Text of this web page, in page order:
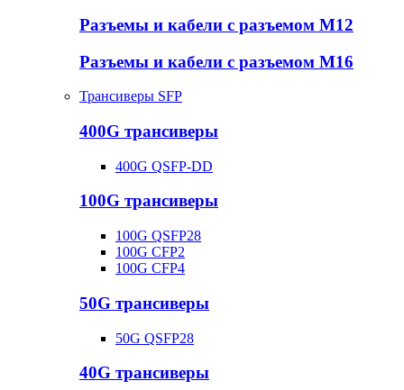
Разъемы и кабели с разъемом М12
Разъемы и кабели с разъемом М16
Трансиверы SFP
400G трансиверы
400G QSFP-DD
100G трансиверы
100G QSFP28
100G CFP2
100G CFP4
50G трансиверы
50G QSFP28
40G трансиверы